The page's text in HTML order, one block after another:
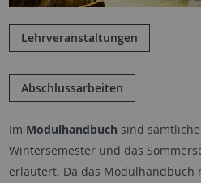
Lehrveranstaltungen
Abschlussarbeiten
Im Modulhandbuch sind
Wintersemester und das
erläutert. Da das Modulhandbuch